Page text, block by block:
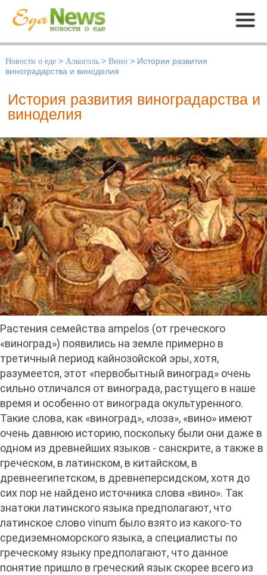
Меню
Новости о еде > Алкоголь > Вино > История развития
виноградарства и виноделия
История развития виноградарства и
виноделия
Растения семейства ampelos (от греческого
«виноград») появились на земле примерно в
третичный период кайнозойской эры, хотя,
разумеется, этот «первобытный виноград» очень
сильно отличался от винограда, растущего в наше
время и особенно от винограда окультуренного.
Такие слова, как «виноград», «лоза», «вино» имеют
очень давнюю историю, поскольку были они даже в
одном из древнейших языков - санскрите, а также в
греческом, в латинском, в китайском, в
древнеегипетском, в древнеперсидском, хотя до
сих пор не найдено источника слова «вино». Так
знатоки латинского языка предполагают, что
латинское слово vinum было взято из какого-то
средиземноморского языка, а специалисты по
греческому языку предполагают, что данное
понятие пришло в греческий язык скорее всего из